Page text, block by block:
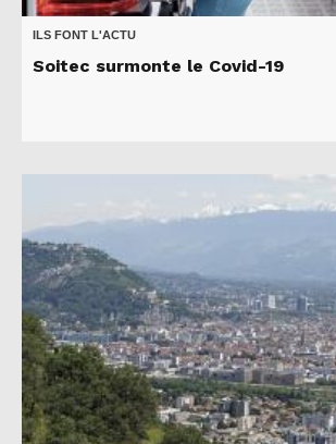
ILS FONT L'ACTU
Soitec surmonte le Covid-19